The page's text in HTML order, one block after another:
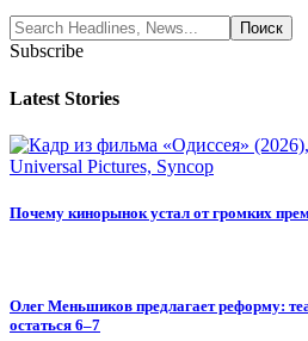
Subscribe
Latest Stories
Почему кинорынок устал от громких
Олег Меньшиков предлагает реформу:
остаться 6–7